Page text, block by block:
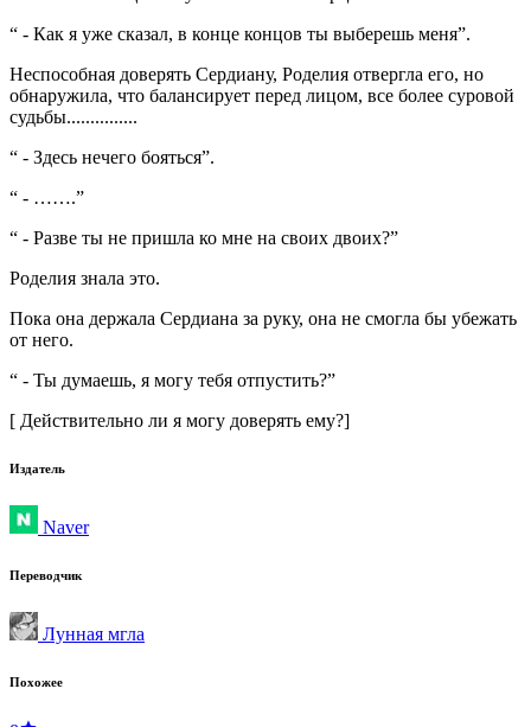
“ - Как я уже сказал, в конце концов ты выберешь меня”.
Неспособная доверять Сердиану, Роделия отвергла его, но
обнаружила, что балансирует перед лицом, все более суровой
судьбы...............
“ - Здесь нечего бояться”.
“ - …….”
“ - Разве ты не пришла ко мне на своих двоих?”
Роделия знала это.
Пока она держала Сердиана за руку, она не смогла бы убежать
от него.
“ - Ты думаешь, я могу тебя отпустить?”
[ Действительно ли я могу доверять ему?]
Издатель
Naver
Переводчик
Лунная мгла
Похожее